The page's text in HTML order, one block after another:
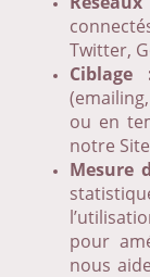
Twitter,
Ciblage
ou en
notre
Mesure
pour
nous